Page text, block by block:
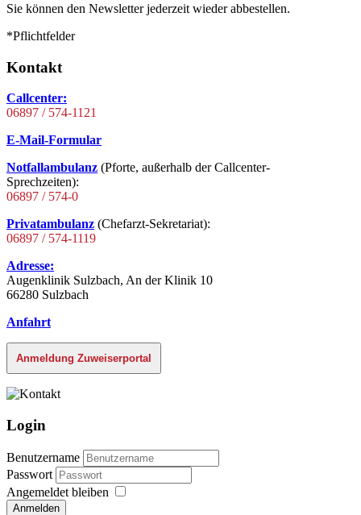
Sie können den Newsletter jederzeit wieder abbestellen.
*Pflichtfelder
Kontakt
Callcenter:
06897 / 574-1121
E-Mail-Formular
Notfallambulanz (Pforte, außerhalb der Callcenter-
Sprechzeiten):
06897 / 574-0
Privatambulanz (Chefarzt-Sekretariat):
06897 / 574-1119
Adresse:
Augenklinik Sulzbach, An der Klinik 10
66280 Sulzbach
Anfahrt
Anmeldung Zuweiserportal
Login
Benutzername
Passwort
Angemeldet bleiben
Anmelden